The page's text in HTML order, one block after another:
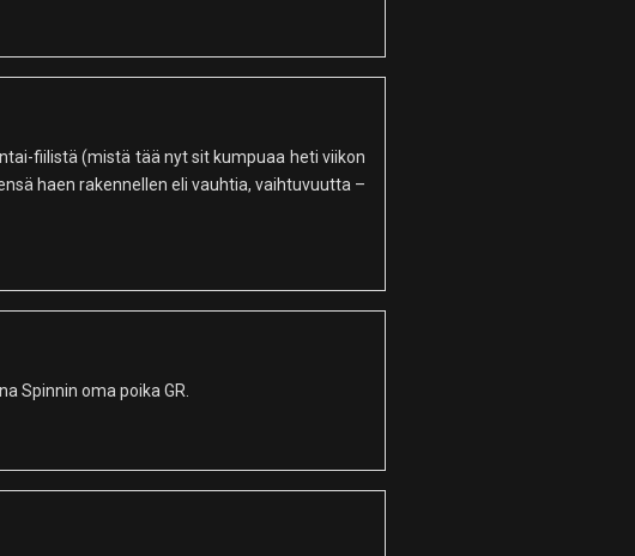
fiilistä (mistä tää nyt sit kumpuaa heti viikon
haen rakennellen eli vauhtia, vaihtuvuutta –
Spinnin oma poika GR.